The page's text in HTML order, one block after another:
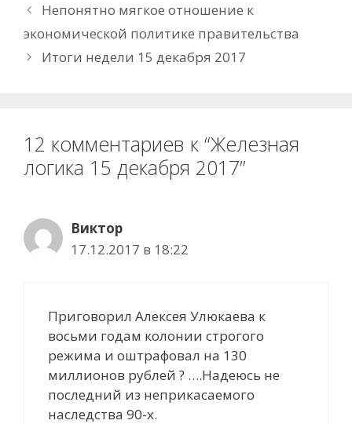
Непонятно мягкое отношение к
экономической политике правительства
Итоги недели 15 декабря 2017
12 комментариев к “Железная
логика 15 декабря 2017”
Виктор
17.12.2017 в 18:22
Приговорил Алексея Улюкаева к
восьми годам колонии строгого
режима и оштрафовал на 130
миллионов рублей ? ….Надеюсь не
последний из неприкасаемого
наследства 90-х.